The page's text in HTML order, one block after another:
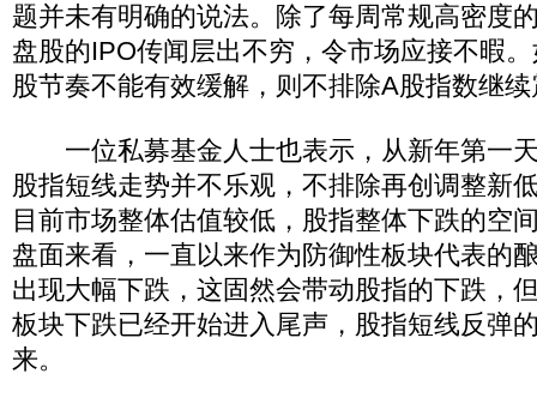
题并未有明确的说法。除了每周常规高密度
盘股的IPO传闻层出不穷，令市场应接不暇
股节奏不能有效缓解，则不排除A股指数继
一位私募基金人士也表示，从新年第一
股指短线走势并不乐观，不排除再创调整新
目前市场整体估值较低，股指整体下跌的空
盘面来看，一直以来作为防御性板块代表的
出现大幅下跌，这固然会带动股指的下跌，
板块下跌已经开始进入尾声，股指短线反弹
来。